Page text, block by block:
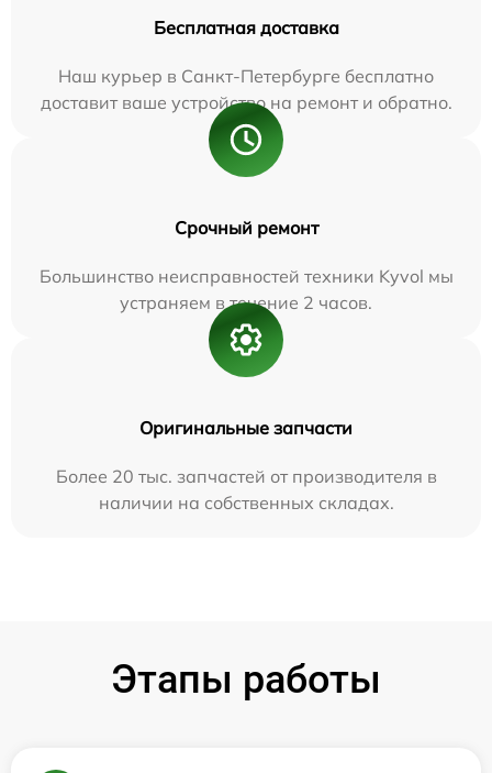
Бесплатная доставка
Наш курьер в Санкт-Петербурге бесплатно
доставит ваше устройство на ремонт и обратно.
Срочный ремонт
Большинство неисправностей техники Kyvol мы
устраняем в течение 2 часов.
Оригинальные запчасти
Более 20 тыс. запчастей от производителя в
наличии на собственных складах.
Этапы работы